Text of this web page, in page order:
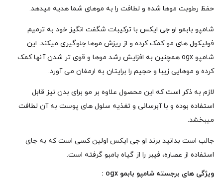
حفظ رطوبت موها شده و لطافت را به موهای شما هدیه میدهد.
شامپو بابمو او جی ایکس با ترکیبات شگفت انگیز خود به ترمیم
فولیکول های مو کمک کرده و از ریزش موها جلوگیری میکند. این
شامپو ogx همچنین به افزایش رشد موها و قوی تر شدن آنها کمک
کرده و موهایی زیبا و حجیم را برایتان به ارمغان می آورد.
لازم به ذکر است که این محصول علاوه بر مو برای بدن نیز قابل
استفاده بوده و با آبرسانی و تغذیه سلول های پوست به آن لطافت
میبخشد.
جالب است بدانید برند او جی ایکس اولین کسی است که به جای
استفاده از عصاره، فیبر را از گیاه بامبو گرفته است.
ویژگی های برجسته شامپو بابمو ogx :